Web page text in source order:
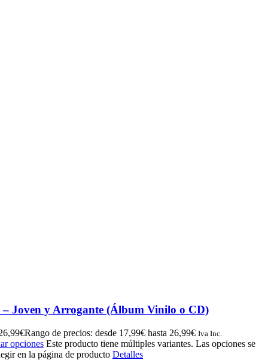
– Joven y Arrogante (Álbum Vinilo o CD)
€Rango de precios: desde 17,99€ hasta 26,99€ Iva Inc.
opciones Este producto tiene múltiples variantes. Las opciones se
en la página de producto Detalles